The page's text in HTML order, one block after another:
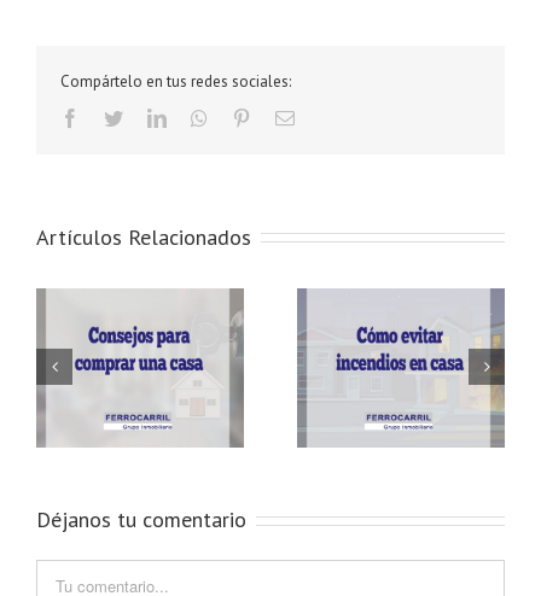
Compártelo en tus redes sociales:
Facebook
TwitterLinkedInWhatsappPinterestEmail
Artículos Relacionados
incendios en casa
Ventajas de comprar un
Déjanos tu comentario